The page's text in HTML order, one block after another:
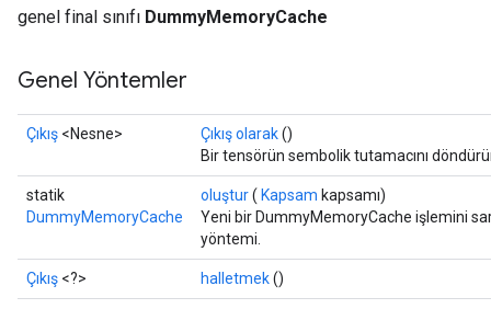
genel final sınıfı DummyMemoryCache
Genel Yöntemler
Çıkış <Nesne> Çıkış olarak()
Bir tensörün sembolik tutamacını
statik
DummyMemoryCache
oluştur( Kapsam kapsamı)
Yeni bir DummyMemoryCache işlemini
yöntemi.
Çıkış <?> halletmek()